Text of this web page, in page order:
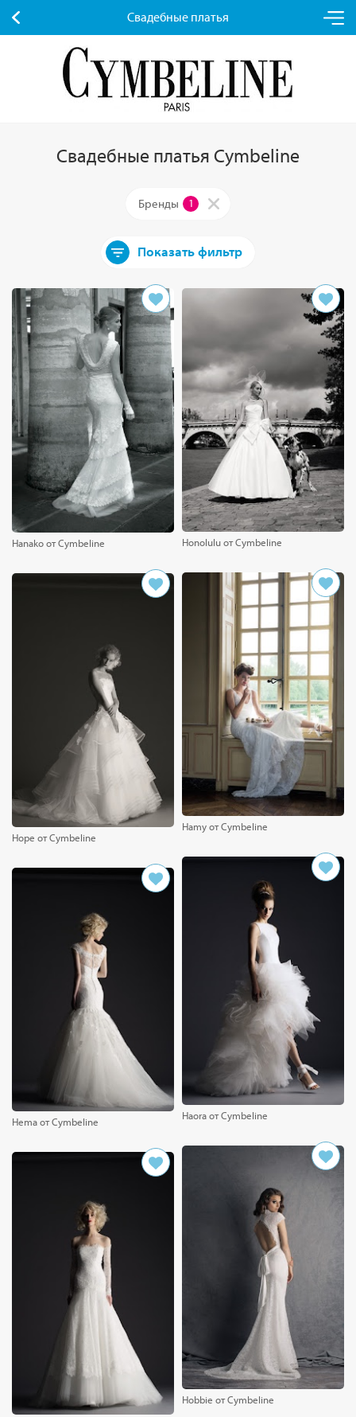
Свадебные платья
Свадебные платья Cymbeline
Бренды 1
Показать фильтр
Hanako от Cymbeline Honolulu от Cymbeline
Hope от Cymbeline
Hamy от Cymbeline
Hema от Cymbeline Haora от Cymbeline
Hobbie от Cymbeline